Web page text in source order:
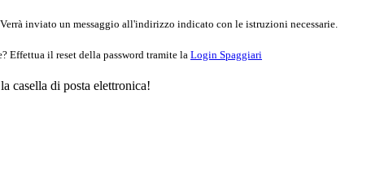
Verrà inviato un messaggio all'indirizzo indicato con le istruzioni necessarie.
Effettua il reset della password tramite la Login Spaggiari
casella di posta elettronica!